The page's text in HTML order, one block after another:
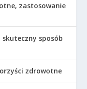
zastosowanie
sposób
zdrowotne